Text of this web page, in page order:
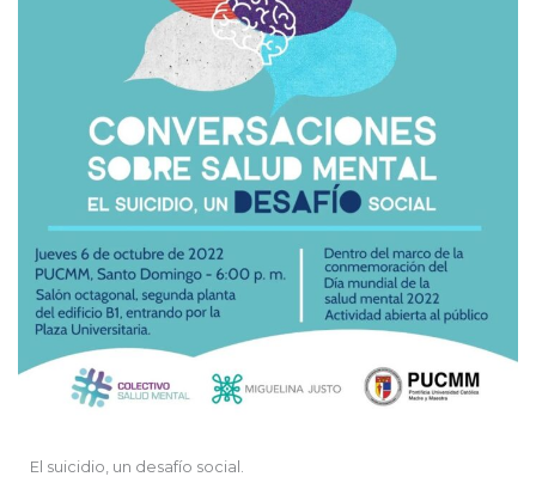
El suicidio, un desafío social.